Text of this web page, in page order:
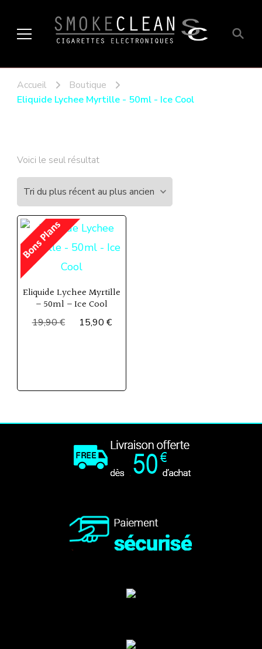
Smoke Clean
Accueil
Boutique
Eliquide Lychee Myrtille - 50ml - Ice Cool
Voici le seul résultat
Eliquide Lychee Myrtille
– 50ml – Ice Cool
19,90€
Le15,90 €